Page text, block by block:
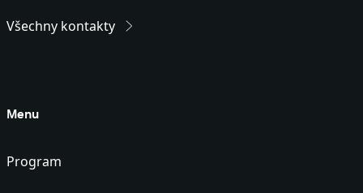
Všechny kontakty
Menu
Program